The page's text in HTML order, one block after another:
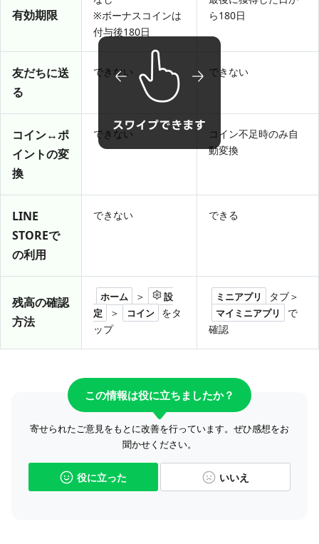
有効期限
※ボーナスコインは
付与後180日
ら180日
友だちに送
る
できない できない
コイン↔ポ
イントの変
換
できない
コイン不足時のみ自
動変換
LINE
STOREで
の利用
できない できる
残高の確認
方法
ホーム ＞
設
定
＞ コイン
をタ
ップ
ミニアプリ タブ＞
マイミニアプリ
で
確認
この情報は役に立ちましたか？
寄せられたご意見をもとに改善を行っています。ぜひ感想をお
聞かせください。
役に立った いいえ